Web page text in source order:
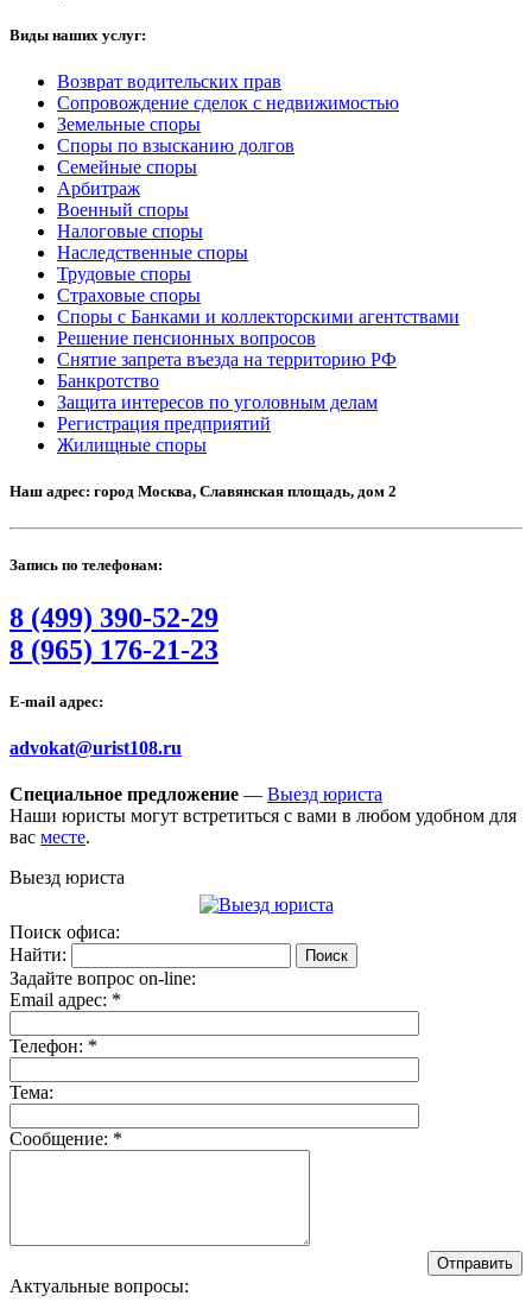
Виды наших услуг:
Возврат водительских прав
Сопровождение сделок с недвижимостью
Земельные споры
Споры по взысканию долгов
Семейные споры
Арбитраж
Военный споры
Налоговые споры
Наследственные споры
Трудовые споры
Страховые споры
Споры с Банками и коллекторскими агентствами
Решение пенсионных вопросов
Снятие запрета въезда на территорию РФ
Банкротство
Защита интересов по уголовным делам
Регистрация предприятий
Жилищные споры
Наш адрес: город Москва, Славянская площадь, дом 2
Запись по телефонам:
8 (499) 390-52-29
8 (965) 176-21-23
E-mail адрес:
advokat@urist108.ru
Специальное предложение — Выезд юриста
Наши юристы могут встретиться с вами в любом удобном для
вас месте.
Выезд юриста
Поиск офиса:
Найти:
Задайте вопрос on-line:
Email адрес: *
Телефон: *
Тема:
Сообщение: *
Актуальные вопросы: